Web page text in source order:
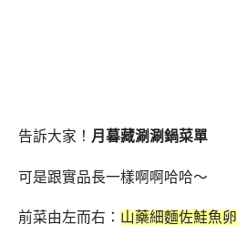
告訴大家！ 月暮藏涮涮鍋菜單
可是跟實品長一樣啊啊哈哈～
前菜由左而右： 山藥細麵佐鮭魚卵